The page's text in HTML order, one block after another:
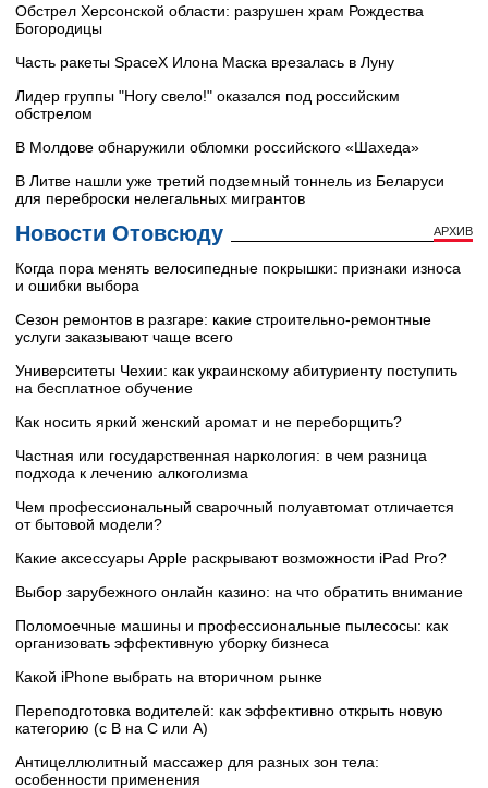
Обстрел Херсонской области: разрушен храм Рождества
Богородицы
Часть ракеты SpaceX Илона Маска врезалась в Луну
Лидер группы "Ногу свело!" оказался под российским
обстрелом
В Молдове обнаружили обломки российского «Шахеда»
В Литве нашли уже третий подземный тоннель из Беларуси
для переброски нелегальных мигрантов
Новости Отовсюду АРХИВ
Когда пора менять велосипедные покрышки: признаки износа
и ошибки выбора
Сезон ремонтов в разгаре: какие строительно-ремонтные
услуги заказывают чаще всего
Университеты Чехии: как украинскому абитуриенту поступить
на бесплатное обучение
Как носить яркий женский аромат и не переборщить?
Частная или государственная наркология: в чем разница
подхода к лечению алкоголизма
Чем профессиональный сварочный полуавтомат отличается
от бытовой модели?
Какие аксессуары Apple раскрывают возможности iPad Pro?
Выбор зарубежного онлайн казино: на что обратить внимание
Поломоечные машины и профессиональные пылесосы: как
организовать эффективную уборку бизнеса
Какой iPhone выбрать на вторичном рынке
Переподготовка водителей: как эффективно открыть новую
категорию (с B на C или А)
Антицеллюлитный массажер для разных зон тела:
особенности применения